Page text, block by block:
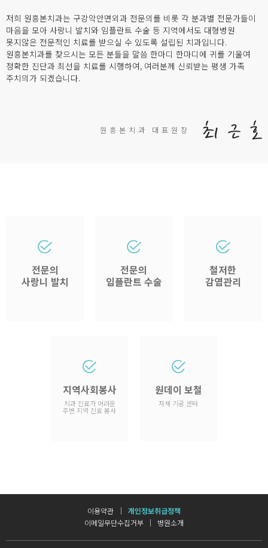
저희 원흥본치과는 구강악안면외과 전문의를 비롯 각 분과별 전문가들이
마음을 모아 사랑니 발치와 임플란트 수술 등 지역에서도 대형병원
못지않은 전문적인 치료를 받으실 수 있도록 설립된 치과입니다.
원흥본치과를 찾으시는 모든 분들을 말씀 한마디 한마디에 귀를 기울여
정확한 진단과 최선을 치료를 시행하여, 여러분께 신뢰받는 평생 가족
주치의가 되겠습니다.
원흥본치과 대표원장
전문의
사랑니 발치
전문의
임플란트 수술
철저한
감염관리
지역사회봉사
치과 진료가 어려운
주변 지역 진료 봉사
원데이 보철
자체 기공 센터
이용약관
개인정보취급정책
이메일무단수집거부
병원소개